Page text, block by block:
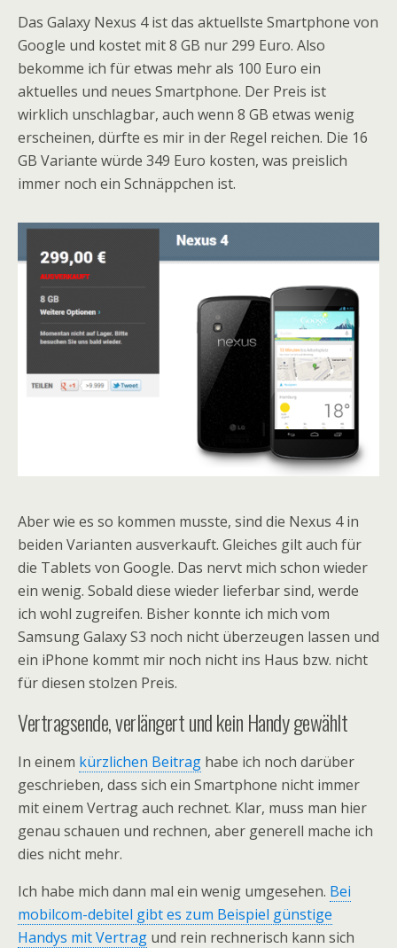
Das Galaxy Nexus 4 ist das aktuellste Smartphone von
Google und kostet mit 8 GB nur 299 Euro. Also
bekomme ich für etwas mehr als 100 Euro ein
aktuelles und neues Smartphone. Der Preis ist
wirklich unschlagbar, auch wenn 8 GB etwas wenig
erscheinen, dürfte es mir in der Regel reichen. Die 16
GB Variante würde 349 Euro kosten, was preislich
immer noch ein Schnäppchen ist.
Aber wie es so kommen musste, sind die Nexus 4 in
beiden Varianten ausverkauft. Gleiches gilt auch für
die Tablets von Google. Das nervt mich schon wieder
ein wenig. Sobald diese wieder lieferbar sind, werde
ich wohl zugreifen. Bisher konnte ich mich vom
Samsung Galaxy S3 noch nicht überzeugen lassen und
ein iPhone kommt mir noch nicht ins Haus bzw. nicht
für diesen stolzen Preis.
Vertragsende, verlängert und kein Handy gewählt
In einem kürzlichen Beitrag habe ich noch darüber
geschrieben, dass sich ein Smartphone nicht immer
mit einem Vertrag auch rechnet. Klar, muss man hier
genau schauen und rechnen, aber generell mache ich
dies nicht mehr.
Ich habe mich dann mal ein wenig umgesehen. Bei
mobilcom-debitel gibt es zum Beispiel günstige
Handys mit Vertrag und rein rechnerisch kann sich